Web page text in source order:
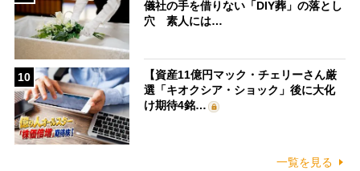
儀社の手を借りない「DIY葬」の落とし
穴 素人には…
10
【資産11億円マック・チェリーさん厳
選「キオクシア・ショック」後に大化
け期待4銘…
一覧を見る